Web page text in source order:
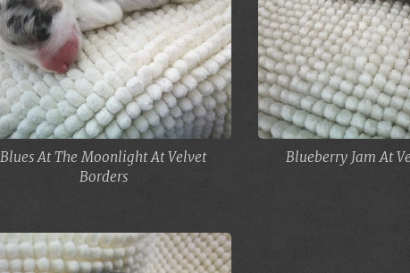
Blues At The Moonlight At Velvet
Borders
Blueberry Jam At